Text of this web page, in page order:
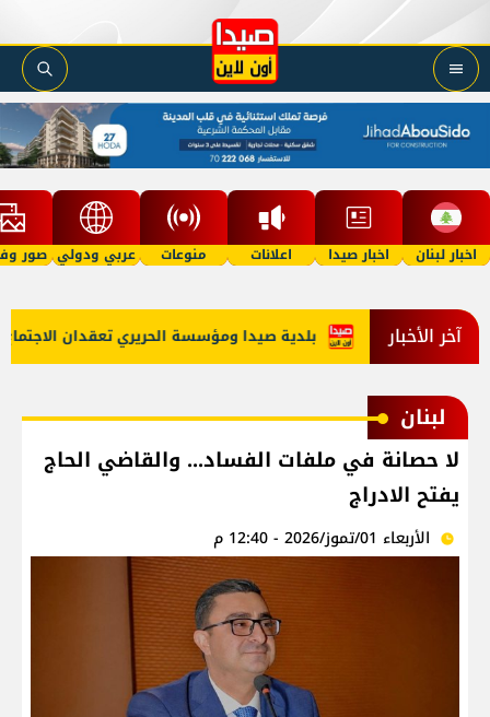
اخبار لبنان اخبار صيدا اعلانات منوعات عربي ودولي صور
آخر الأخبار بلدية صيدا ومؤسسة الحريري تعقدان الاجتماع الاستراتيجي
لبنان
لا حصانة في ملفات الفساد... والقاضي الحاج
يفتح الادراج
الأربعاء 01/تموز/2026 - 12:40 م